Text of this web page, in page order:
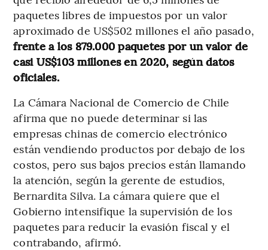
paquetes libres de impuestos por un valor
aproximado de US$502 millones el año pasado,
frente a los 879.000 paquetes por un valor de
casi US$103 millones en 2020, según datos
oficiales.
La Cámara Nacional de Comercio de Chile
afirma que no puede determinar si las
empresas chinas de comercio electrónico
están vendiendo productos por debajo de los
costos, pero sus bajos precios están llamando
la atención, según la gerente de estudios,
Bernardita Silva. La cámara quiere que el
Gobierno intensifique la supervisión de los
paquetes para reducir la evasión fiscal y el
contrabando, afirmó.